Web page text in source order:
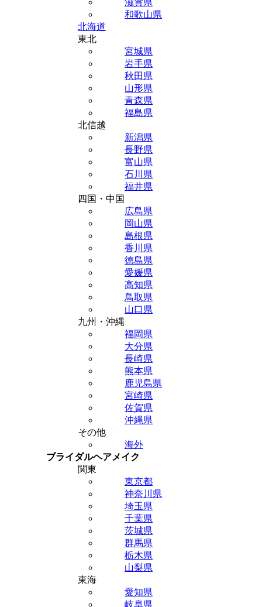
滋賀県
和歌山県
北海道
東北
宮城県
岩手県
秋田県
山形県
青森県
福島県
北信越
新潟県
長野県
富山県
石川県
福井県
四国・中国
広島県
岡山県
島根県
香川県
徳島県
愛媛県
高知県
鳥取県
山口県
九州・沖縄
福岡県
大分県
長崎県
熊本県
鹿児島県
宮崎県
佐賀県
沖縄県
その他
海外
ブライダルヘアメイク
関東
東京都
神奈川県
埼玉県
千葉県
茨城県
群馬県
栃木県
山梨県
東海
愛知県
岐阜県